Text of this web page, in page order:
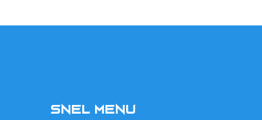
SNEL MENU